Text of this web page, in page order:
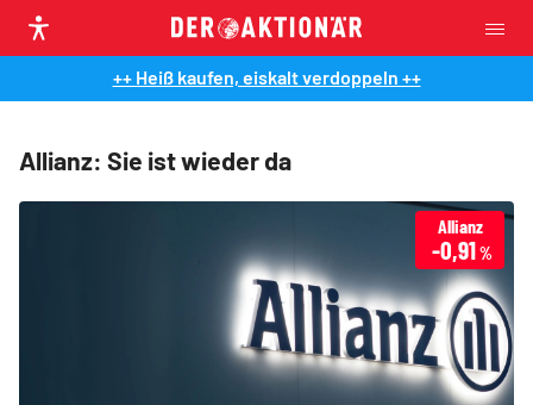
++ Heiß kaufen, eiskalt verdoppeln ++
Allianz: Sie ist wieder da
Allianz
-0,91%